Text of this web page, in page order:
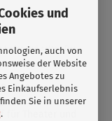
und
auch von
der Website
Angebotes zu
Einkaufserlebnis
Sie in unserer
.
tiefer und satter. Der
&
für Theater und